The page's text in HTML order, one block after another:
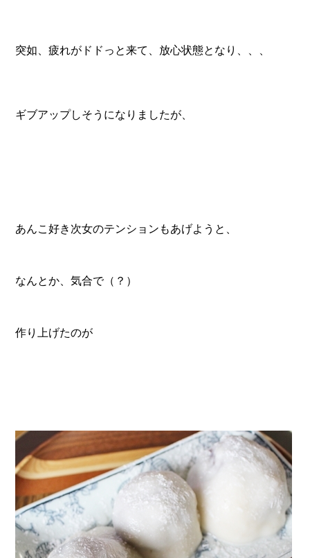
突如、疲れがドドっと来て、放心状態となり、、、
ギブアップしそうになりましたが、
あんこ好き次女のテンションもあげようと、
なんとか、気合で（？）
作り上げたのが